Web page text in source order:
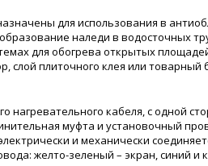
для использования в
наледи в водосточных
для обогрева открытых
слой плиточного клея или товарный
нагревательного кабеля, с одной
муфта и установочный
и механически
желто-зеленый – экран, синий и